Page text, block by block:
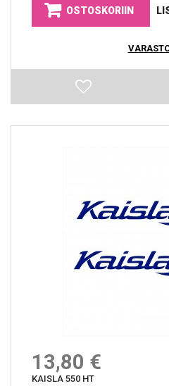
OSTOSKORIIN
13,80 €
KAISLA 550 HT